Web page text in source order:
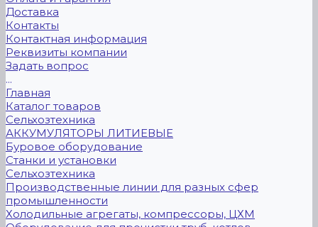
Доставка
Контакты
Контактная информация
Реквизиты компании
Задать вопрос
...
Главная
Каталог товаров
Сельхозтехника
АККУМУЛЯТОРЫ ЛИТИЕВЫЕ
Буровое оборудование
Станки и установки
Сельхозтехника
Производственные линии для разных сфер
промышленности
Холодильные агрегаты, компрессоры, ЦХМ